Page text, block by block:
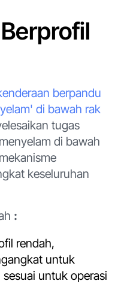
berpandu
di bawah rak
tugas
di bawah
keseluruhan
:
rendah,
untuk
untuk operasi